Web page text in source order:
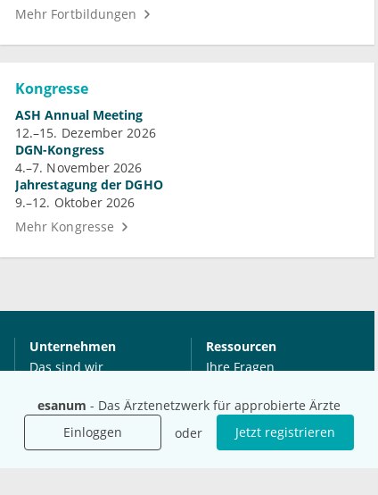
esanum - Das Ärztenetzwerk für approbierte Ärzte
Einloggen
oder Jetzt registrieren
Mehr Fortbildungen
Kongresse
ASH Annual Meeting
12.–15. Dezember 2026
DGN-Kongress
4.–7. November 2026
Jahrestagung der DGHO
9.–12. Oktober 2026
Mehr Kongresse
Unternehmen
Das sind wir
Für Agenturen
Mediadaten
Ressourcen
Ihre Fragen